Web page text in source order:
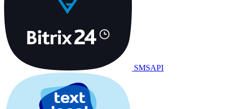
SMSAPI